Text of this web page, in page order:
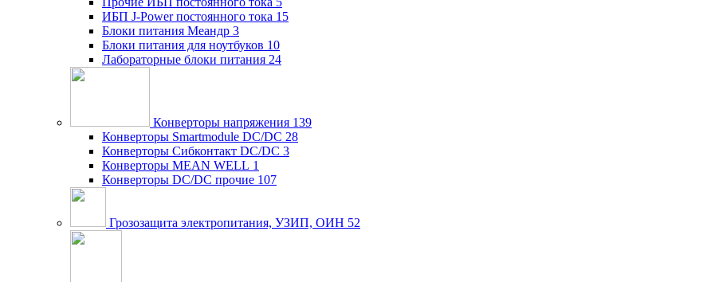
ИБП J-Power постоянного тока 15
Блоки питания Меандр 3
Блоки питания для ноутбуков 10
Лабораторные блоки питания 24
Конверторы напряжения 139
Конверторы Smartmodule DC/DC 28
Конверторы Сибконтакт DC/DC 3
Конверторы MEAN WELL 1
Конверторы DC/DC прочие 107
Грозозащита электропитания, УЗИП, ОИН 52